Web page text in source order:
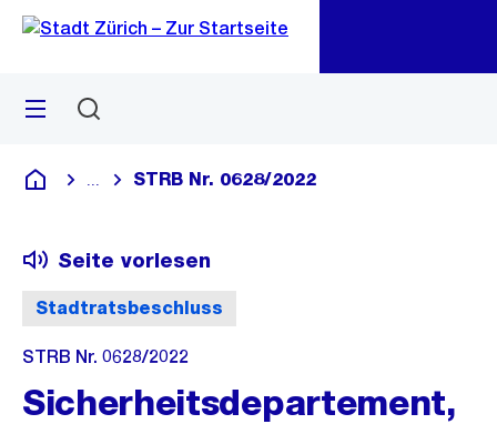
Navigation
Sprunglink
Menü
Deutsch
Blende alle Breadcrumbs ein
STRB Nr. 0628/2022
Stadtratsbeschluss
Seite vorlesen
STRB Nr. 0628/2022
Sicherheitsdepartement,